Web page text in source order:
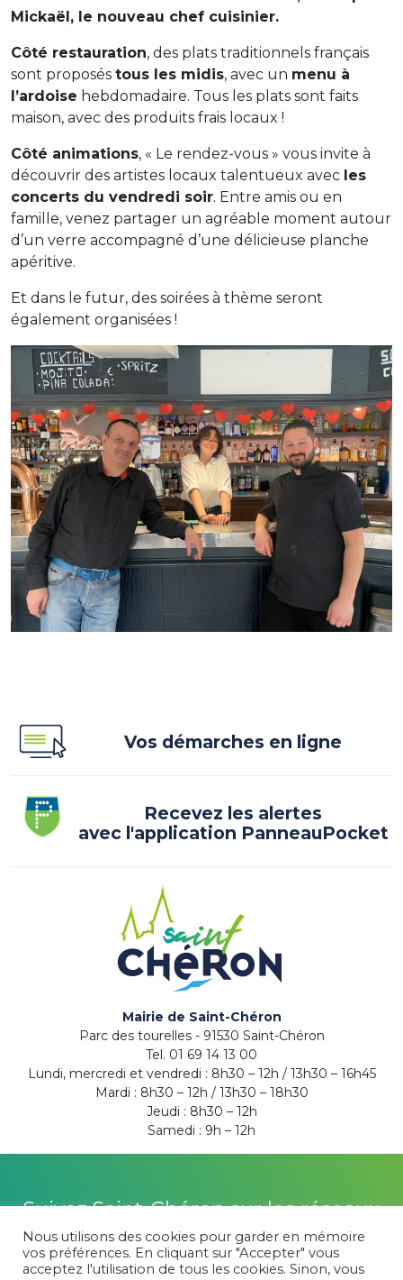
Mickaël, le nouveau chef cuisinier.
Côté restauration, des plats traditionnels français
sont proposés tous les midis, avec un menu à
l’ardoise hebdomadaire. Tous les plats sont faits
maison, avec des produits frais locaux !
Côté animations, « Le rendez-vous » vous invite à
découvrir des artistes locaux talentueux avec les
concerts du vendredi soir. Entre amis ou en
famille, venez partager un agréable moment autour
d’un verre accompagné d’une délicieuse planche
apéritive.
Et dans le futur, des soirées à thème seront
également organisées !
Vos démarches en ligne
Recevez les alertes
avec l'application PanneauPocket
Mairie de Saint-Chéron
Parc des tourelles - 91530 Saint-Chéron
Tel. 01 69 14 13 00
Lundi, mercredi et vendredi : 8h30 – 12h / 13h30 – 16h45
Mardi : 8h30 – 12h / 13h30 – 18h30
Jeudi : 8h30 – 12h
Samedi : 9h – 12h
Suivez Saint-Chéron sur les réseaux
Nous utilisons des cookies pour garder en mémoire
vos préférences. En cliquant sur "Accepter" vous
acceptez l'utilisation de tous les cookies. Sinon, vous